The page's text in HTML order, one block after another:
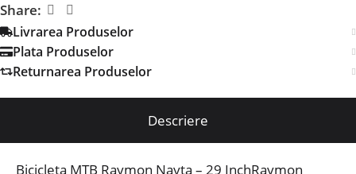
Share:
Livrarea Produselor
Plata Produselor
Returnarea Produselor
Descriere
Bicicleta MTB Raymon Nayta – 29 InchRaymon